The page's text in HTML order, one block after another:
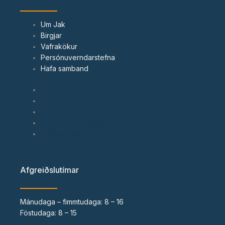
o
Um Jak
Birgjar
Vafrakökur
Persónuverndarstefna
Hafa samband
Afgreiðslutímar
Mánudaga – fimmtudaga: 8 – 16
Föstudaga: 8 – 15